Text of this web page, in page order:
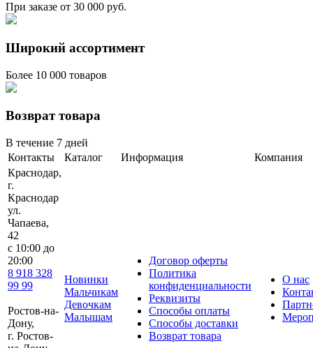
При заказе от 30 000 руб.
Широкий ассортимент
Более 10 000 товаров
Возврат товара
В течение 7 дней
Контакты
Каталог Информация
Компания
Краснодар,
г.
Краснодар
ул.
Чапаева,
42
с 10:00 до
20:00
8 918 328
99 99
Ростов-на-
Дону,
г. Ростов-
Новинки
Мальчикам
Девочкам
Малышам
Договор оферты
Политика
конфиденциальности
Реквизиты
Способы оплаты
Способы доставки
Возврат товара
О нас